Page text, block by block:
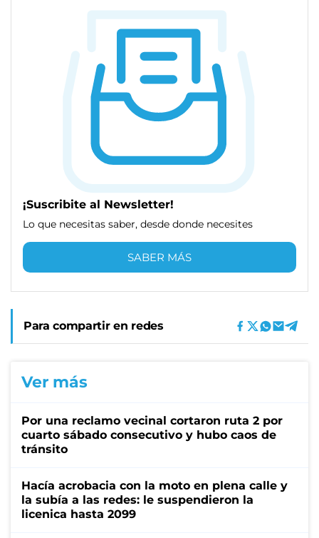
¡Suscribite al Newsletter!
Lo que necesitas saber, desde donde necesites
SABER MÁS
Para compartir en redes
Ver más
Por una reclamo vecinal cortaron ruta 2 por
cuarto sábado consecutivo y hubo caos de
tránsito
Hacía acrobacia con la moto en plena calle y
la subía a las redes: le suspendieron la
licenica hasta 2099